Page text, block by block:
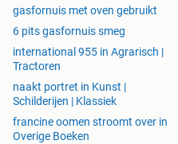
gasfornuis met oven gebruikt
6 pits gasfornuis smeg
international 955 in Agrarisch |
Tractoren
naakt portret in Kunst |
Schilderijen | Klassiek
francine oomen stroomt over in
Overige Boeken